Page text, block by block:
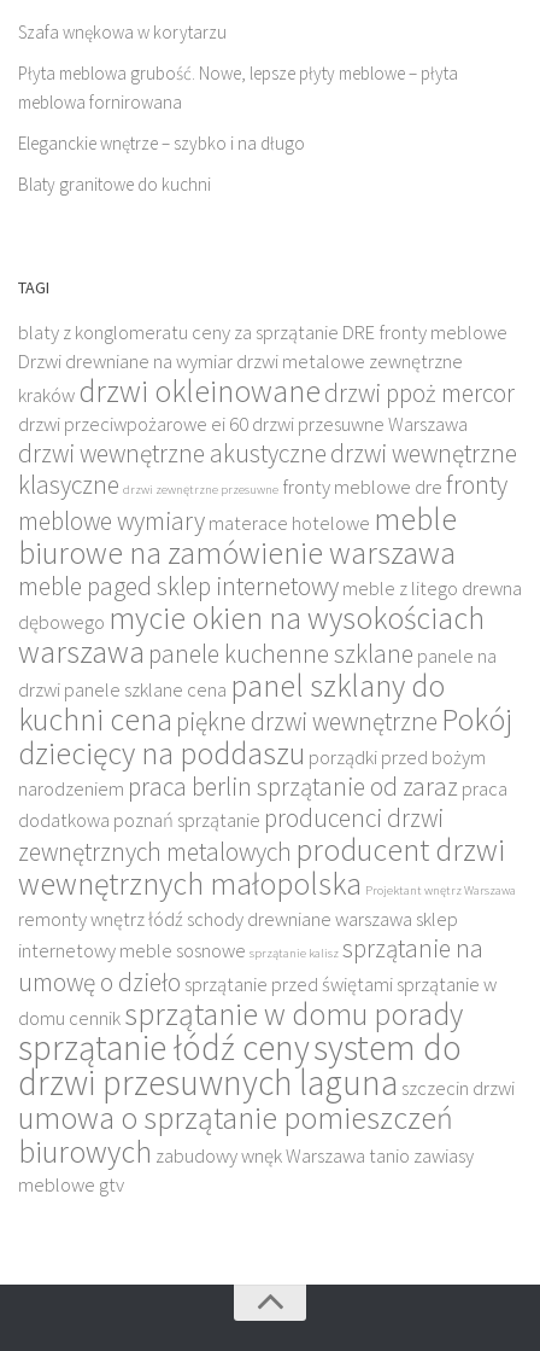
Szafa wnękowa w korytarzu
Płyta meblowa grubość. Nowe, lepsze płyty meblowe – płyta
meblowa fornirowana
Eleganckie wnętrze – szybko i na długo
Blaty granitowe do kuchni
TAGI
blaty z konglomeratu ceny za sprzątanie DRE fronty meblowe
Drzwi drewniane na wymiardrzwi metalowe zewnętrzne
kraków drzwi okleinowanedrzwi ppoż mercor
drzwi przeciwpożarowe ei 60drzwi przesuwne Warszawa
drzwi wewnętrzne akustycznedrzwi wewnętrzne
klasyczne drzwi zewnętrzne przesuwne fronty meblowe drefronty
meblowe wymiarymaterace hotelowe meble
biurowe na zamówienie warszawa
meble paged sklep internetowymeble z litego drewna
dębowego mycie okien na wysokościach
warszawa panele kuchenne szklane panele na
drzwipanele szklane cena panel szklany do
kuchni cena piękne drzwi wewnętrzne Pokój
dziecięcy na poddaszu porządki przed bożym
narodzeniem praca berlin sprzątanie od zarazpraca
dodatkowa poznań sprzątanie producenci drzwi
zewnętrznych metalowych producent drzwi
wewnętrznych małopolska Projektant wnętrz Warszawa
remonty wnętrz łódź schody drewniane warszawa sklep
internetowy meble sosnowe sprzątanie kalisz sprzątanie na
umowę o dzieło sprzątanie przed świętamisprzątanie w
domu cenniksprzątanie w domu porady
sprzątanie łódź cenysystem do
drzwi przesuwnych laguna szczecin drzwi
umowa o sprzątanie pomieszczeń
biurowych zabudowy wnęk Warszawa tanio zawiasy
meblowe gtv